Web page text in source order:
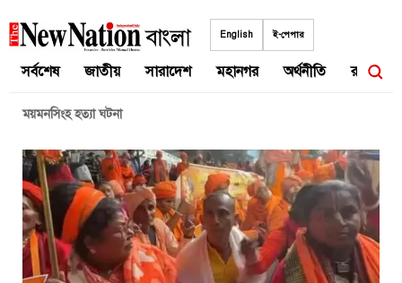
to
English ই-পেপার
সর্বশেষ জাতীয় সারাদেশ মহানগর অর্থনীতি রাজনীতি
ময়মনসিংহ হত্যা ঘটনা